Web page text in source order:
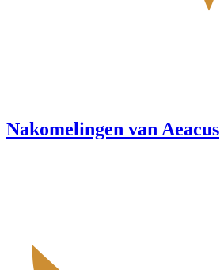
Nakomelingen van Aeacus